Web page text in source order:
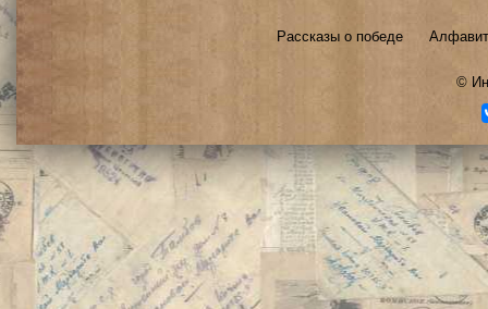
Рассказы о победе
©